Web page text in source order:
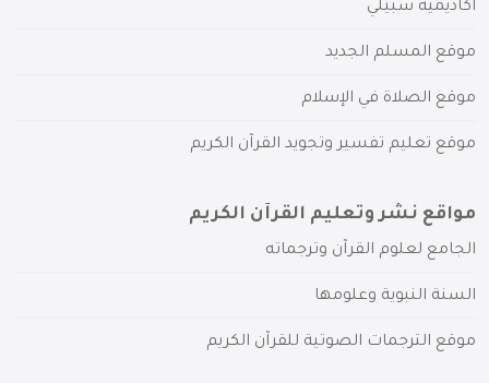
أكاديمية سبيلي
موقع المسلم الجديد
موقع الصلاة في الإسلام
موقع تعليم تفسير وتجويد القرآن الكريم
مواقع نشر وتعليم القرآن الكريم
الجامع لعلوم القرآن وترجماته
السنة النبوية وعلومها
موقع الترجمات الصوتية للقرآن الكريم